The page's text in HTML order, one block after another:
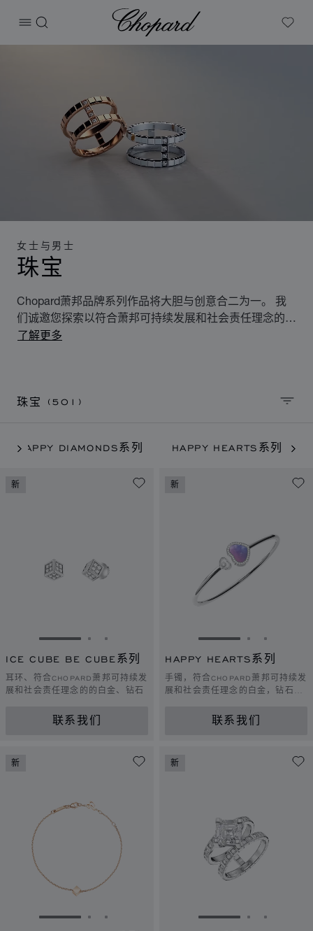
打开菜单
搜索
Chopard
My
女士与男士
珠宝
Chopard萧邦品牌系列作品将大胆与创意合二为一。 我
们诚邀您探索以符合萧邦可持续发展和社会责任理念的金
材质手工制作的独特珠宝，以及我们所有的的经典
了解更多
珠宝(501) 排序
HAPPY DIAMONDS系列 HAPPY HEARTS系列
新
转到幻灯片 1转到幻灯片 2
转到幻灯片 3
ICE CUBE BE CUBE系列
耳环、符合CHOPARD萧邦可持续发
展和社会责任理念的的白金、钻石
联系我们
新
转到幻灯片 1转到幻灯
转到幻
HAPPY HEARTS系列
手镯，符合CHOPARD萧邦可持续发
展和社会责任理念的白金，钻石，
联系我们
新
转到幻灯片 1转到幻灯片 2
转到幻灯片 3
新
转到幻灯片 1转到幻灯
转到幻